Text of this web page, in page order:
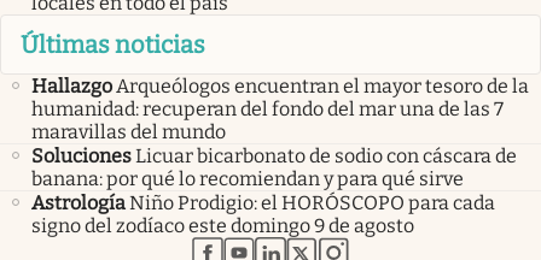
Últimas noticias
HallazgoArqueólogos encuentran el mayor tesoro de la
humanidad: recuperan del fondo del mar una de las 7
maravillas del mundo
SolucionesLicuar bicarbonato de sodio con cáscara de
banana: por qué lo recomiendan y para qué sirve
AstrologíaNiño Prodigio: el HORÓSCOPO para cada
signo del zodíaco este domingo 9 de agosto
abre en nueva pestaña
abre en nueva pestaña
abre en nueva pestaña
abre en nueva pestaña
abre en nueva pestaña